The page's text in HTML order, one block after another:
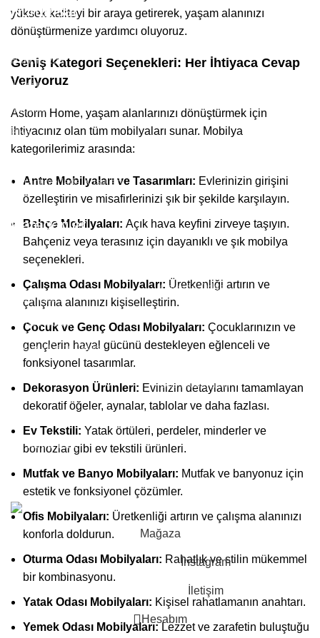
yüksek kaliteyi bir araya getirerek, yaşam alanınızı
dönüştürmenize yardımcı oluyoruz.
Geniş Kategori Seçenekleri: Her İhtiyaca Cevap
Veriyoruz
Astorm Home, yaşam alanlarınızı dönüştürmek için
ihtiyacınız olan tüm mobilyaları sunar. Mobilya
kategorilerimiz arasında:
Antre Mobilyaları ve Tasarımları: Evlerinizin girişini
özelleştirin ve misafirlerinizi şık bir şekilde karşılayın.
Bahçe Mobilyaları: Açık hava keyfini zirveye taşıyın.
Bahçeniz veya terasınız için dayanıklı ve şık mobilya
seçenekleri.
Çalışma Odası Mobilyaları: Üretkenliği artırın ve
çalışma alanınızı kişiselleştirin.
Çocuk ve Genç Odası Mobilyaları: Çocuklarınızın ve
gençlerin hayal gücünü destekleyen eğlenceli ve
fonksiyonel tasarımlar.
Dekorasyon Ürünleri: Evinizin detaylarını tamamlayan
dekoratif öğeler, aynalar, tablolar ve daha fazlası.
Ev Tekstili: Yatak örtüleri, perdeler, minderler ve
bornozlar gibi ev tekstili ürünleri.
Mutfak ve Banyo Mobilyaları: Mutfak ve banyonuz için
estetik ve fonksiyonel çözümler.
Ofis Mobilyaları: Üretkenliği artırın ve çalışma alanınızı
konforla doldurun.
Oturma Odası Mobilyaları: Rahatlık ve stilin mükemmel
bir kombinasyonu.
Yatak Odası Mobilyaları: Kişisel rahatlamanın anahtarı.
Yemek Odası Mobilyaları:Lezzet ve zarafetin buluştuğu
Kurumsal
Hakkımızda
İletişim
Kuponlar
Blog
Gizlilik Politikası
Garanti ve İade Koşulları
Kategoriler
Yatak Odası
Yemek Odası
Çocuk - Genç Odası
Bahçe
Çalışma Odası
Mutfak - Banyo
Ofis Mobilyaları
Takip Et :
2023-2024 CREATED BY |Astorm Home Design| Tüm Hakları
Saklıdır. |En Soft | Tarafından Yapıldı.
Mağaza
İnstagram
İletişim
Hesabım